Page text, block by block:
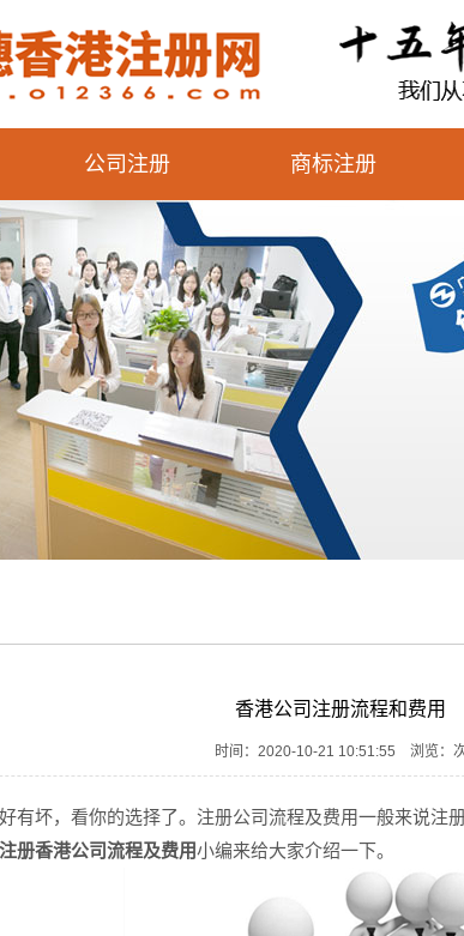
公司注册 商标注册
香港公司注册流程和费用
时间：2020-10-21 10:51:55 浏览：
有坏，看你的选择了。注册公司流程及费用一般来说注
注册香港公司流程及费用小编来给大家介绍一下。